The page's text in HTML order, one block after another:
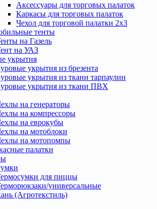
Аксессуары для торговых палаток
Каркасы для торговых палаток
Чехол для торговой палатки 2х3
тенты
на Газель
на УАЗ
укрытия
укрытия из брезента
укрытия из ткани тарпаулин
укрытия из ткани ПВХ
на генераторы
на компрессоры
на еврокубы
на мотоблоки
на мотопомпы
палатки
для пиццы
универсальные
(Агротекстиль)